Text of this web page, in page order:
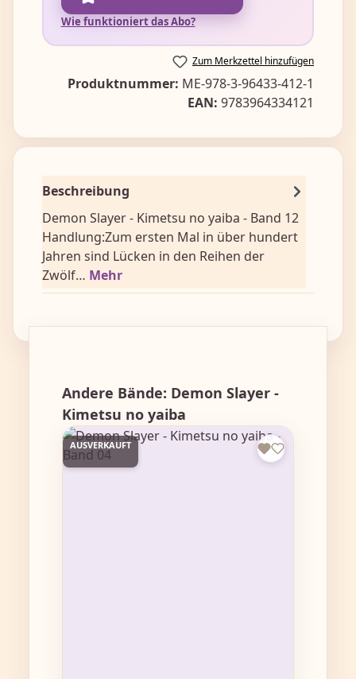
Wie funktioniert das Abo?
Zum Merkzettel hinzufügen
Produktnummer: ME-978-3-96433-412-1
EAN: 9783964334121
Beschreibung
Demon Slayer - Kimetsu no yaiba - Band 12
Handlung:Zum ersten Mal in über hundert
Jahren sind Lücken in den Reihen der
Zwölf… Mehr
Produktgalerie überspringen
Andere Bände: Demon Slayer -
Kimetsu no yaiba
AUSVERKAUFT